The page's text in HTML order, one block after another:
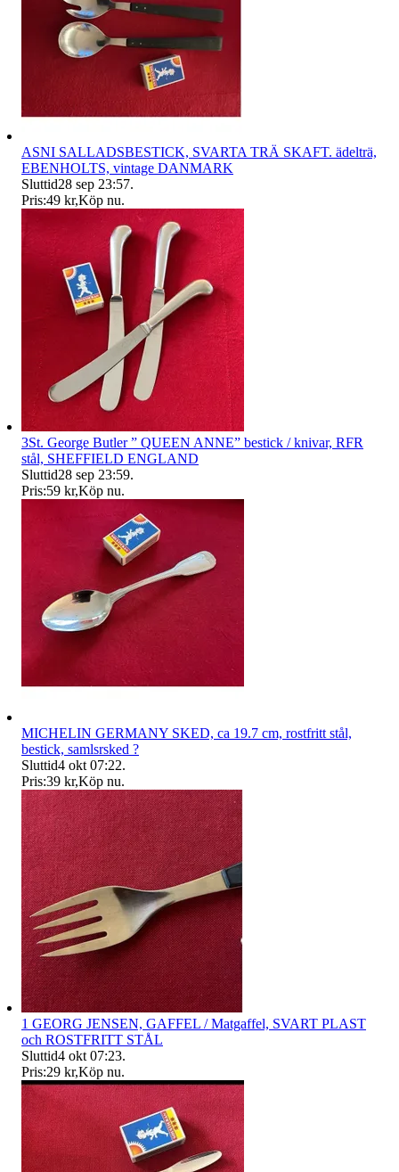
ASNI SALLADSBESTICK, SVARTA TRÄ SKAFT. ädelträ,
EBENHOLTS, vintage DANMARK
Sluttid28 sep 23:57.
Pris:49 kr,Köp nu.
3St. George Butler ” QUEEN ANNE” bestick / knivar, RFR
stål, SHEFFIELD ENGLAND
Sluttid28 sep 23:59.
Pris:59 kr,Köp nu.
MICHELIN GERMANY SKED, ca 19.7 cm, rostfritt stål,
bestick, samlsrsked ?
Sluttid4 okt 07:22.
Pris:39 kr,Köp nu.
1 GEORG JENSEN, GAFFEL / Matgaffel, SVART PLAST
och ROSTFRITT STÅL
Sluttid4 okt 07:23.
Pris:29 kr,Köp nu.